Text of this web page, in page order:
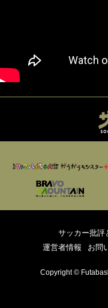
サッカー批評
運営者情報
お問
Copyright ©